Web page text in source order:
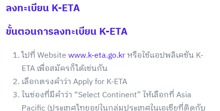
ลงทะเบียน K-ETA
ขั้นตอนการลงทะเบียน K-ETA
ไปที่ Websitewww.k-eta.go.krหรือใช้แอปพลิเคชัน K-
ETA เพื่อสมัครก็ได้เช่นกัน
เลือกตรงคำว่า Apply for K-ETA
ในช่องที่มีคำว่า “Select Continent” ให้เลือกที่ Asia
Pacific (ประเทศไทยอยู่ในกลุ่มประเทศในเอเชียที่ติดกับ